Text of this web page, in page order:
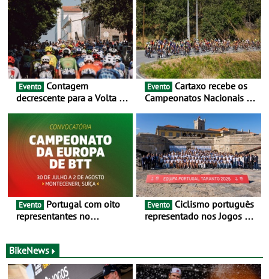
Evento
decrescente para a Volta a
as 17 equipas de 2026
Evento
Campeonatos Nacionais da
julho e 2 de agosto
Evento
representantes no
de agosto, em
Monteceneri, na Suíça
Evento
representado nos Jogos do
BikeNews